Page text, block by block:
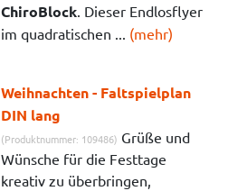
ChiroBlock . Dieser Endlosflyer
im quadratischen ... (mehr)
Weihnachten - Faltspielplan
DIN lang
(Produktnummer: 109486) Grüße und
Wünsche für die Festtage
kreativ zu überbringen,